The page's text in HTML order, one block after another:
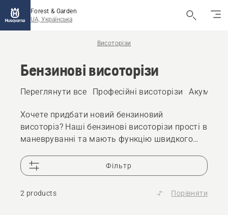
Forest & Garden
UA, Українська
Висоторізи
Бензинові висоторізи
Переглянути все Професійні висоторізи
Хочете придбати новий бензиновий
висоторіз? Наші бензинові висоторізи прості в
маневруванні та мають функцію швидкого
Фільтр
2 products Порівняти